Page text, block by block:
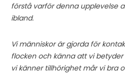
förstå varför denna upplevelse
ibland.
Vi människor är gjorda för
flocken och känna att vi
vi känner tillhörighet mår vi bra